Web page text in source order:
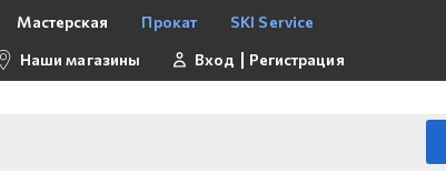
Мастерская Прокат
SKI Service
Наши магазины Вход Регистрация